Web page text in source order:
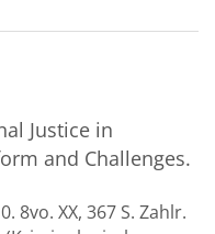
Justice in
and Challenges.
8vo. XX, 367 S. Zahlr.